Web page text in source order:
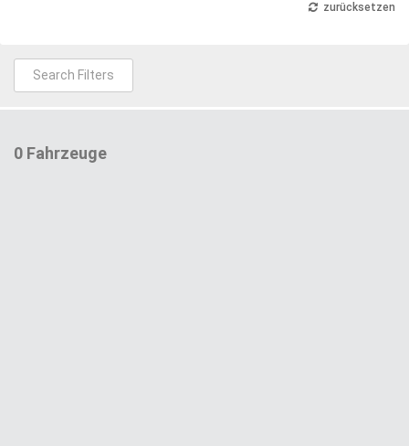
zurücksetzen
Search Filters
0 Fahrzeuge